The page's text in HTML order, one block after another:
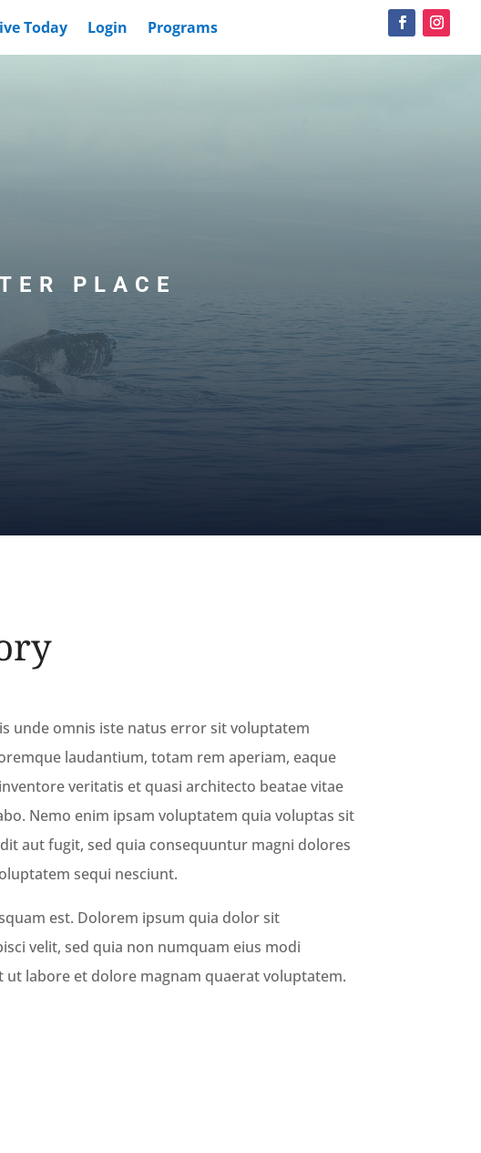
Today Login Programs
PLACE
unde omnis iste natus error sit voluptatem
laudantium, totam rem aperiam, eaque
veritatis et quasi architecto beatae vitae
Nemo enim ipsam voluptatem quia voluptas sit
aut fugit, sed quia consequuntur magni dolores
sequi nesciunt.
est. Dolorem ipsum quia dolor sit
velit, sed quia non numquam eius modi
labore et dolore magnam quaerat voluptatem.